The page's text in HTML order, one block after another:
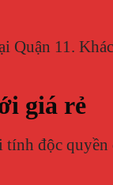
11.
giá rẻ
tính độc quyền